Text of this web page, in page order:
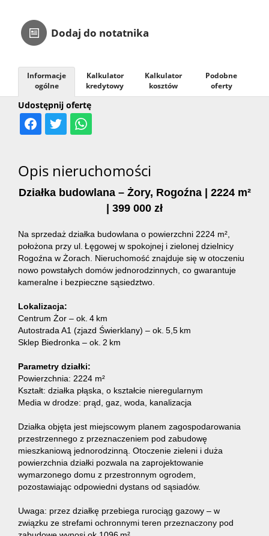
Dodaj do notatnika
Udostępnij ofertę
Informacje
ogólne
Kalkulator
kredytowy
Kalkulator
kosztów
Podobne
oferty
Opis nieruchomości
Działka budowlana – Żory, Rogoźna | 2224 m²
| 399 000 zł
Na sprzedaż działka budowlana o powierzchni 2224 m²,
położona przy ul. Łęgowej w spokojnej i zielonej dzielnicy
Rogoźna w Żorach. Nieruchomość znajduje się w otoczeniu
nowo powstałych domów jednorodzinnych, co gwarantuje
kameralne i bezpieczne sąsiedztwo.
Lokalizacja:
Centrum Żor – ok. 4 km
Autostrada A1 (zjazd Świerklany) – ok. 5,5 km
Sklep Biedronka – ok. 2 km
Parametry działki:
Powierzchnia: 2224 m²
Kształt: działka płąska, o kształcie nieregularnym
Media w drodze: prąd, gaz, woda, kanalizacja
Działka objęta jest miejscowym planem zagospodarowania
przestrzennego z przeznaczeniem pod zabudowę
mieszkaniową jednorodzinną. Otoczenie zieleni i duża
powierzchnia działki pozwala na zaprojektowanie
wymarzonego domu z przestronnym ogrodem,
pozostawiając odpowiedni dystans od sąsiadów.
Uwaga: przez działkę przebiega rurociąg gazowy – w
związku ze strefami ochronnymi teren przeznaczony pod